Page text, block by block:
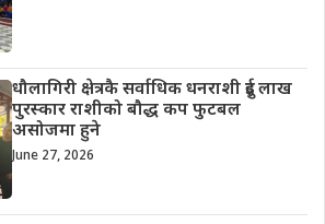
धौलागिरी क्षेत्रकै सर्वाधिक धनराशी दुई लाख
पुरस्कार राशीको बौद्ध कप फुटबल
असोजमा हुने
June 27, 2026